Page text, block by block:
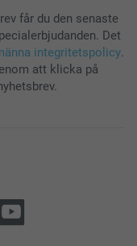
får du den senaste
Det
integritetspolicy.
att klicka på